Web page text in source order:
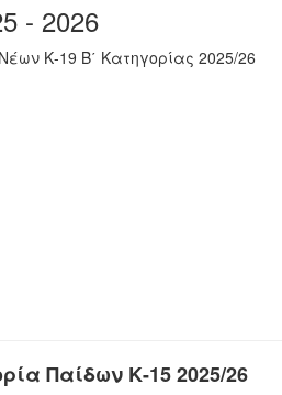
- 2026
Κ-19 Β΄ Κατηγορίας 2025/26
Παίδων Κ-15 2025/26